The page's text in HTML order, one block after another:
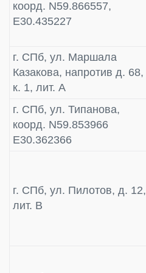
коорд. N59.866557,
E30.435227
г. СПб, ул. Маршала
Казакова, напротив д. 68,
к. 1, лит. А
г. СПб, ул. Типанова,
коорд. N59.853966
E30.362366
г. СПб, ул. Пилотов, д. 12,
лит. В